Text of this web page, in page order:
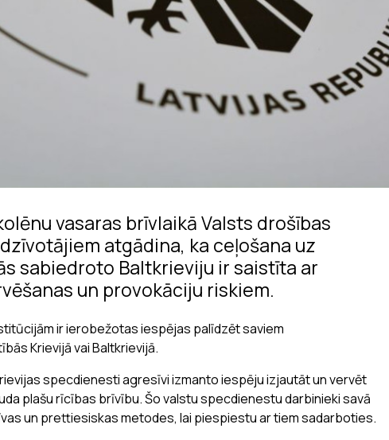
vasaras brīvlaikā Valsts drošības
atgādina, ka ceļošana uz
sabiedroto Baltkrieviju ir saistīta ar
un provokāciju riskiem.
ir ierobežotas iespējas palīdzēt saviem
Krievijā vai Baltkrievijā.
specdienesti agresīvi izmanto iespēju izjautāt un vervēt
plašu rīcības brīvību. Šo valstu specdienestu darbinieki savā
un prettiesiskas metodes, lai piespiestu ar tiem sadarboties.